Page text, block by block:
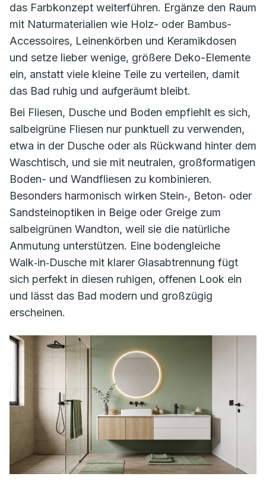
das Farbkonzept weiterführen. Ergänze den Raum
mit Naturmaterialien wie Holz- oder Bambus-
Accessoires, Leinenkörben und Keramikdosen
und setze lieber wenige, größere Deko-Elemente
ein, anstatt viele kleine Teile zu verteilen, damit
das Bad ruhig und aufgeräumt bleibt.
Bei Fliesen, Dusche und Boden empfiehlt es sich,
salbeigrüne Fliesen nur punktuell zu verwenden,
etwa in der Dusche oder als Rückwand hinter dem
Waschtisch, und sie mit neutralen, großformatigen
Boden- und Wandfliesen zu kombinieren.
Besonders harmonisch wirken Stein‑, Beton‑ oder
Sandsteinoptiken in Beige oder Greige zum
salbeigrünen Wandton, weil sie die natürliche
Anmutung unterstützen. Eine bodengleiche
Walk‑in‑Dusche mit klarer Glasabtrennung fügt
sich perfekt in diesen ruhigen, offenen Look ein
und lässt das Bad modern und großzügig
erscheinen.